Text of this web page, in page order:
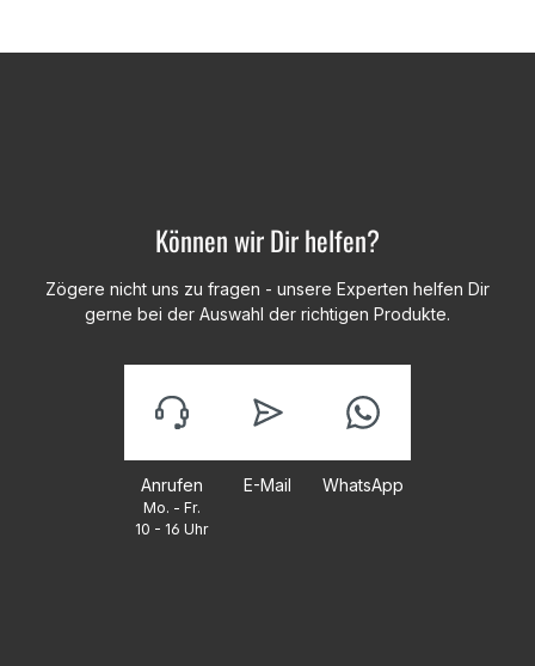
Können wir Dir helfen?
Zögere nicht uns zu fragen - unsere Experten helfen Dir
gerne bei der Auswahl der richtigen Produkte.
Anrufen
Mo. - Fr.
10 - 16 Uhr
E-Mail WhatsApp